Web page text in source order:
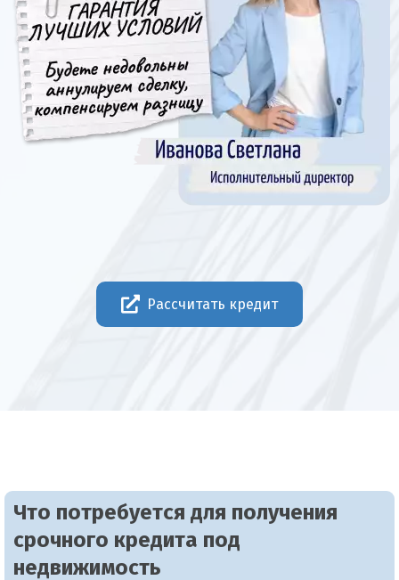
Рассчитать кредит
Что потребуется для получения
срочного кредита под
недвижимость